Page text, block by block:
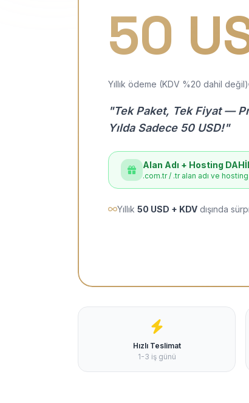
50
Yıllık ödeme (KDV %20 dahil değil)
"Tek Paket, Tek Fiyat —
Yılda Sadece 50 USD!"
Alan Adı + Hosting
.com.tr / .tr alan adı ve
Yıllık 50 USD + KDV dışında
Hızlı Teslimat
1-3 iş günü